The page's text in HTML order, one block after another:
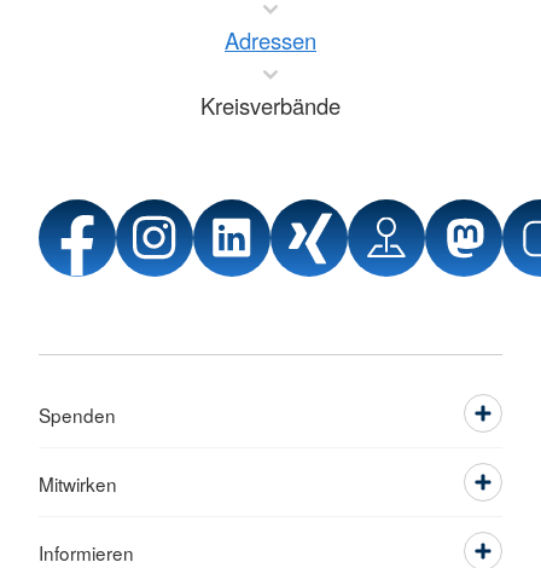
Adressen
Kreisverbände
Spenden
Mitwirken
Informieren